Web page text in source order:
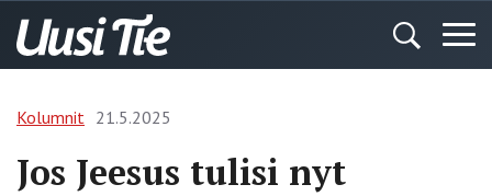
Kolumnit 21.5.2025
Jos Jeesus tulisi nyt